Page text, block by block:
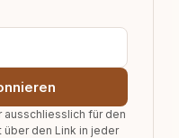
ausschliesslich für den
den Link in jeder